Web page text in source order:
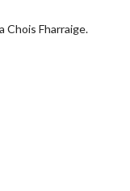
Chois Fharraige.